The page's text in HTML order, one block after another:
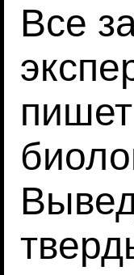
Все